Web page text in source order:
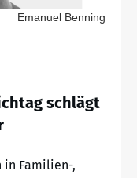
Emanuel Benning
schlägt
in Familien-,